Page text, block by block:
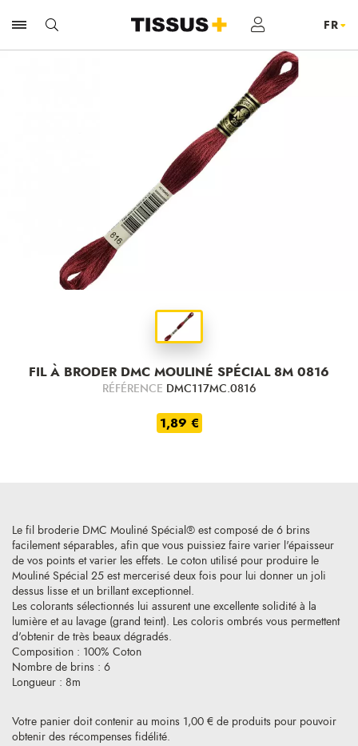
FIL À BRODER DMC MOULINÉ SPÉCIAL 8M 0816
RÉFÉRENCE DMC117MC.0816
1,89 €
Votre panier doit contenir au moins 1,00 € de produits pour pouvoir
obtenir des récompenses fidélité.
Le fil broderie DMC Mouliné Spécial® est composé de 6 brins
facilement séparables, afin que vous puissiez faire varier l'épaisseur
de vos points et varier les effets. Le coton utilisé pour produire le
Mouliné Spécial 25 est mercerisé deux fois pour lui donner un joli
dessus lisse et un brillant exceptionnel.
Les colorants sélectionnés lui assurent une excellente solidité à la
lumière et au lavage (grand teint). Les coloris ombrés vous permettent
d'obtenir de très beaux dégradés.
Composition : 100% Coton
Nombre de brins : 6
Longueur : 8m